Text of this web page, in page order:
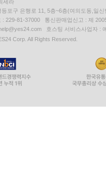
세라
등포구 은행로 11, 5층~6층(여의도동,일신
: 229-81-37000 통신판매업신고 : 제
호스팅 서비스사업자 :
Corp. All Rights Reserved.